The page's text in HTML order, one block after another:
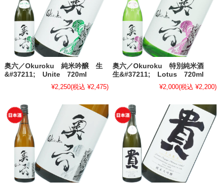
奥六／Okuroku 純米吟醸 生
&#37211; Unite 720ml
¥2,250(税込 ¥2,475)
奥六／Okuroku 特別純米酒
生&#37211; Lotus 720ml
¥2,000(税込 ¥2,200)